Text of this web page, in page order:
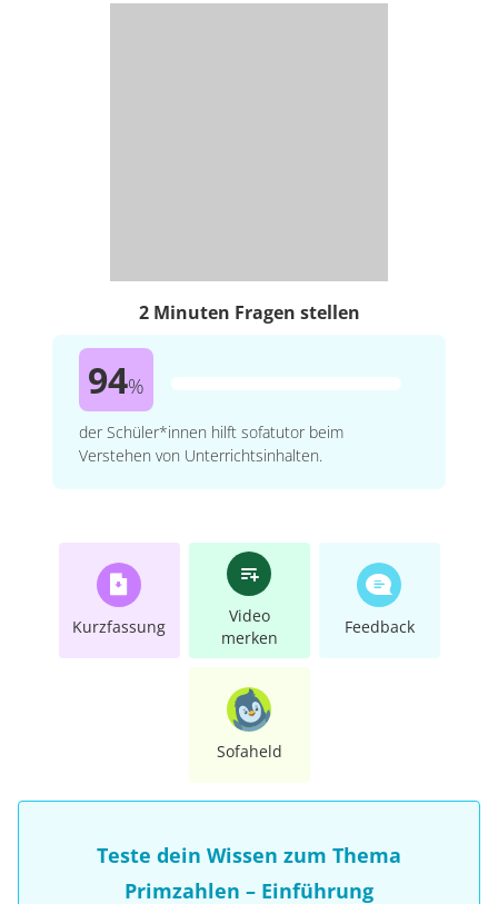
2 Minuten Fragen stellen
94%
der Schüler*innen hilft sofatutor beim
Verstehen von Unterrichtsinhalten.
Kurzfassung
Video
merken
Feedback
Sofaheld
Teste dein Wissen zum Thema
Primzahlen – Einführung